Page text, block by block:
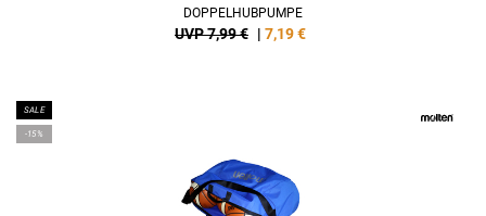
DOPPELHUBPUMPE
UVP 7,99 € | 7,19€
SALE
-15%